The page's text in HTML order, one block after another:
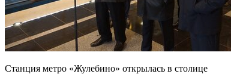
Станция метро «Жулебино» открылась в столице